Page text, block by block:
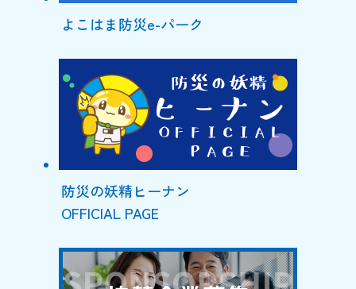
よこはま防災e-パーク
防災の妖精ヒーナン
OFFICIAL PAGE